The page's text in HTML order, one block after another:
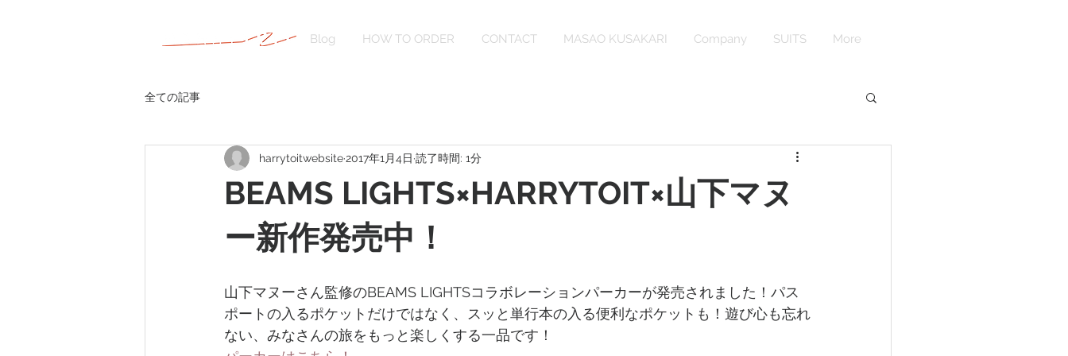
Blog HOW TO ORDER CONTACT MASAO KUSAKARI Company SUITS More
全ての記事
BEAMS LIGHTS×HARRYTOIT×山下マヌ
ー新作発売中！
harrytoitwebsite2017年1月4日 読了時間: 1分
山下マヌーさん監修のBEAMS LIGHTSコラボレーションパーカーが発売されました！パス
ポートの入るポケットだけではなく、スッと単行本の入る便利なポケットも！遊び心も忘れ
ない、みなさんの旅をもっと楽しくする一品です！